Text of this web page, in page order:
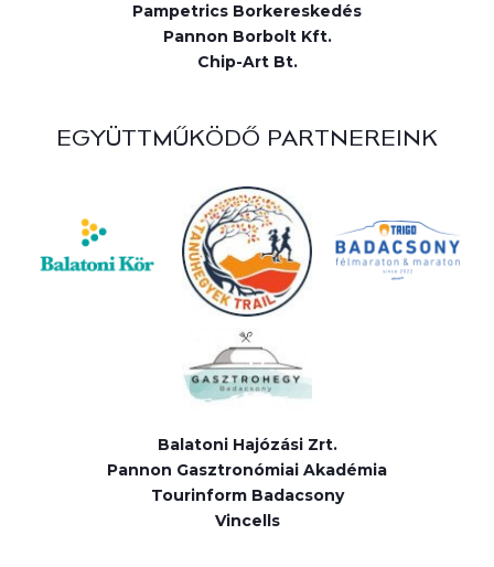
Pampetrics Borkereskedés
Pannon Borbolt Kft.
Chip-Art Bt.
EGYÜTTMŰKÖDŐ PARTNEREINK
Balatoni Hajózási Zrt.
Pannon Gasztronómiai Akadémia
Tourinform Badacsony
Vincells